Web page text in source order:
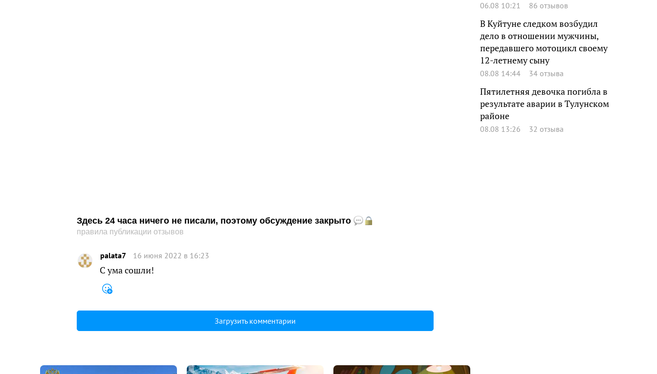
Здесь 24 часа ничего не писали, поэтому обсуждение закрыто
правила публикации отзывов
palata7 16 июня 2022 в 16:23
С ума сошли!
Загрузить комментарии
06.08 10:21 86 отзывов
В Куйтуне следком возбудил
дело в отношении мужчины,
передавшего мотоцикл своему
12-летнему сыну
08.08 14:44 34 отзыва
Пятилетняя девочка погибла в
результате аварии в Тулунском
районе
08.08 13:26 32 отзыва